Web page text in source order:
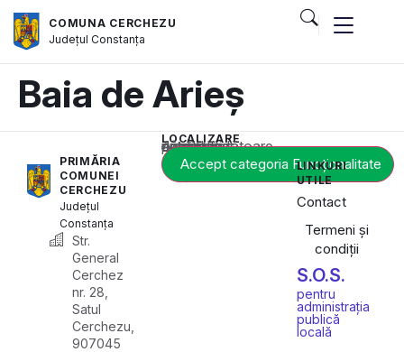
COMUNA CERCHEZU
JudețulConstanța
Baia de Arieș
PRIMĂRIA
COMUNEI
CERCHEZU
Județul
Constanța
Str.
General
Cerchez
nr. 28,
Satul
Cerchezu,
907045
LOCALIZARE
Acest conținut este blocat până când acceptați categoria corespunzătoare de cookie-uri.
Accept categoria Funcționalitate
LINKURI
UTILE
Contact
Termeni și
condiții
S.O.S.
pentru
administrația
publică
locală